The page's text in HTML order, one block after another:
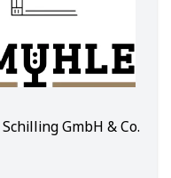
GmbH & Co.